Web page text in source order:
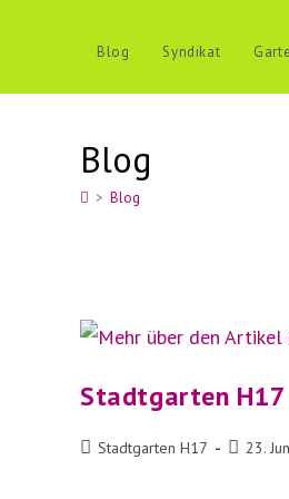
Blog Syndikat
Blog
> Blog
Stadtgarten
Beitrags-
Stadtgarten H17
Beitrag
23.